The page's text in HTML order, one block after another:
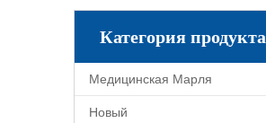
Категория продукта
Медицинская Марля
Новый